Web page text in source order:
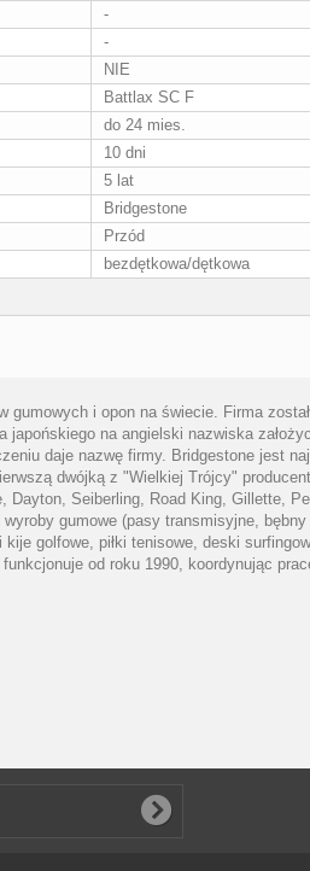
-
-
NIE
Battlax SC F
do 24 mies.
10 dni
5 lat
Bridgestone
Przód
bezdętkowa/dętkowa
gumowych i opon na świecie. Firma
japońskiego na angielski nazwiska
daje nazwę firmy. Bridgestone jest
dwójką z "Wielkiej Trójcy"
Dayton, Seiberling, Road King, Gillette,
wyroby gumowe (pasy transmisyjne,
kije golfowe, piłki tenisowe, deski
od roku 1990, koordynując